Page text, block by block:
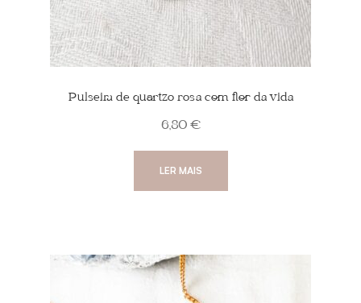
Pulseira de quartzo rosa com flor da vida
6,80 €
LER MAIS